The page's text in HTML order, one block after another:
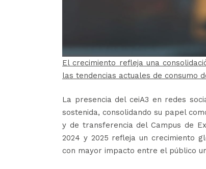
El crecimiento refleja una
las tendencias actuales de consumo
La presencia del ceiA3 en redes
sostenida, consolidando su papel
y de transferencia del Campus de
2024 y 2025 refleja un crecimiento
con mayor impacto entre el público